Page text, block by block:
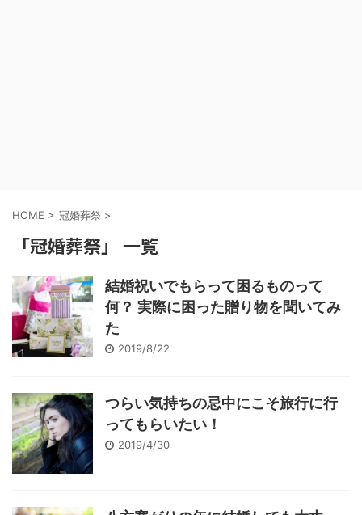
HOME > 冠婚葬祭 >
「冠婚葬祭」 一覧
結婚祝いでもらって困るものって
何？ 実際に困った贈り物を聞いてみ
た
2019/8/22
つらい気持ちの忌中にこそ旅行に行
ってもらいたい！
2019/4/30